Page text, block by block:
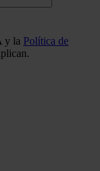
y la Política de